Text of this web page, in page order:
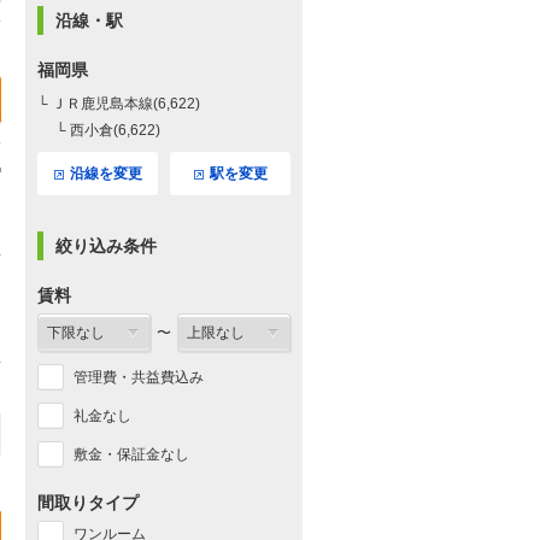
沿線・駅
福岡県
└ ＪＲ鹿児島本線(6,622)
└ 西小倉(6,622)
沿線を変更 駅を変更
絞り込み条件
賃料
〜
管理費・共益費込み
礼金なし
敷金・保証金なし
間取りタイプ
ワンルーム